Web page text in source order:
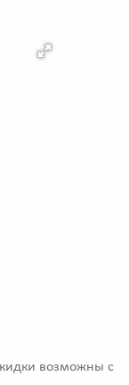
возможны с